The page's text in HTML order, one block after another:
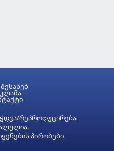
რეპროდუცირება
პირობები